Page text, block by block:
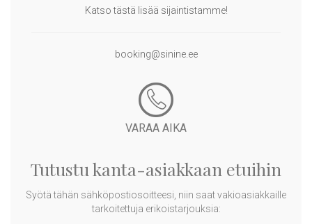
Katso tästä lisää sijaintistamme!
booking@sinine.ee
VARAA AIKA
Tutustu kanta-asiakkaan etuihin
Syötä tähän sähköpostiosoitteesi, niin saat vakioasiakkaille
tarkoitettuja erikoistarjouksia: